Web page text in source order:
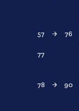
57
→ 76
77
78 → 90